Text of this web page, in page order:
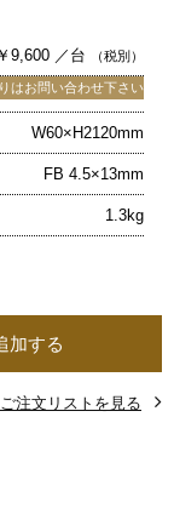
￥9,600 ／台 （税別）
はお問い合わせ下さい
W60×H2120mm
FB 4.5×13mm
1.3kg
加する
注文リストを見る